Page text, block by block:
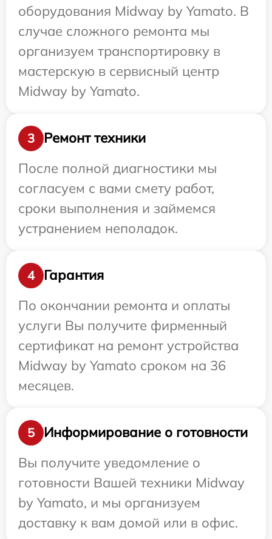
оборудования Midway by Yamato. В
случае сложного ремонта мы
организуем транспортировку в
мастерскую в сервисный центр
Midway by Yamato.
3
Ремонт техники
После полной диагностики мы
согласуем с вами смету работ,
сроки выполнения и займемся
устранением неполадок.
4
Гарантия
По окончании ремонта и оплаты
услуги Вы получите фирменный
сертификат на ремонт устройства
Midway by Yamato сроком на 36
месяцев.
5
Информирование о готовности
Вы получите уведомление о
готовности Вашей техники Midway
by Yamato, и мы организуем
доставку к вам домой или в офис.